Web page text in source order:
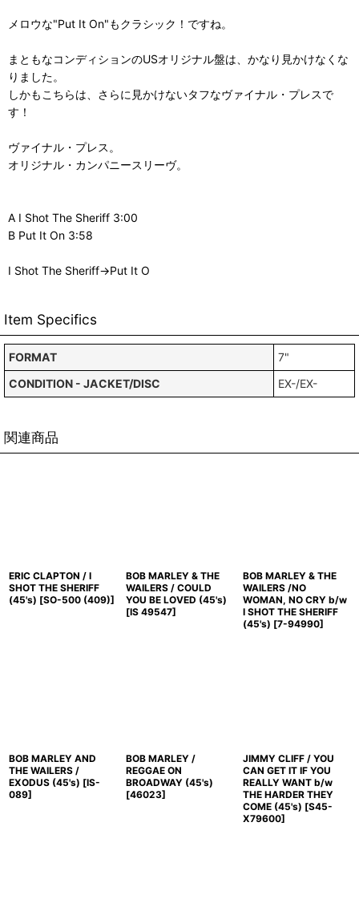
メロウな"Put It On"もクラシック！ですね。
まともなコンディションのUSオリジナル盤は、かなり見かけなくな
りました。
しかもこちらは、さらに見かけないタフなヴァイナル・プレスで
す！
ヴァイナル・プレス。
オリジナル・カンパニースリーヴ。
A I Shot The Sheriff 3:00
B Put It On 3:58
I Shot The Sheriff→Put It O
Item Specifics
FORMAT
7"
CONDITION - JACKET/DISC
EX-/EX-
関連商品
ERIC CLAPTON / I
SHOT THE SHERIFF
(45's) [SO-500 (409)]
BOB MARLEY & THE
WAILERS / COULD
YOU BE LOVED (45's)
[IS 49547]
BOB MARLEY & THE
WAILERS /NO
WOMAN, NO CRY b/w
I SHOT THE SHERIFF
(45's) [7-94990]
BOB MARLEY AND
THE WAILERS /
EXODUS (45's) [IS-
089]
BOB MARLEY /
REGGAE ON
BROADWAY (45's)
[46023]
JIMMY CLIFF / YOU
CAN GET IT IF YOU
REALLY WANT b/w
THE HARDER THEY
COME (45's) [S45-
X79600]